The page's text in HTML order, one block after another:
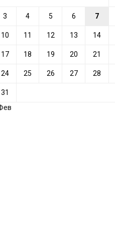
3 4 5 6 7
10 11 12 13 14
17 18 19 20 21
24 25 26 27 28
31